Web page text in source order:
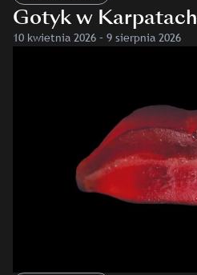
Gotyk w Karpatach
10 kwietnia 2026 – 9 sierpnia 2026